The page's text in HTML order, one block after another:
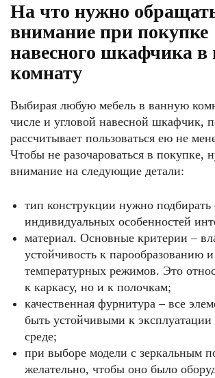
На что нужно
внимание при покупке
навесного шкафчика
комнату
Выбирая любую мебель в ванную
числе и угловой навесной шкафчик,
рассчитывает пользоваться ею не
Чтобы не разочароваться в покупке,
внимание на следующие детали:
тип конструкции нужно подбирать
индивидуальных особенностей
материал. Основные критерии –
устойчивость к парообразованию
температурных режимов. Это
к каркасу, но и к полочкам;
качественная фурнитура – все
быть устойчивыми к
среде;
при выборе модели с зеркальным
желательно, чтобы оно было